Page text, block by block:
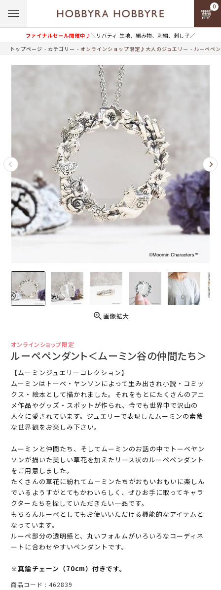
ファイナルセール開催中♪＼リバティ 生地、編み物、刺繍、刺し子／
0
トップページ カテゴリー オンラインショップ限定♪大人のジュエリー ルーペペ
画像拡大
オンラインショップ限定
ルーペペンダント＜ムーミン谷の仲間たち＞
【ムーミンジュエリーコレクション】
ムーミンはトーベ・ヤンソンによって生み出され小説・コミッ
クス・絵本として描かれました。それをもとにたくさんのアニ
メ作品やグッズ・スポットが作られ、今でも世界中で沢山の
人々に愛されています。ジュエリーで表現したムーミンの素敵
な世界観をお楽しみ下さい。
ムーミンと仲間たち、そしてムーミンのお話の中でトーベヤン
ソンが描いた美しい草花を加えたリース状のルーペペンダント
をご用意しました。
たくさんの草花に紛れてムーミンたちがおもいおもいに楽しん
でいるようすがとてもかわいらしく、ぜひお手に取ってキャラ
クターたちを探していただきたい一品です。
もちろんルーペとしてもお使いいただける機能的なアイテムと
なっています。
ルーペ部分の透明感と、丸いフォルムがいろいろなコーディネ
ートに合わせやすいペンダントです。
※真鍮チェーン（70cm）付きです。
商品コード 462839